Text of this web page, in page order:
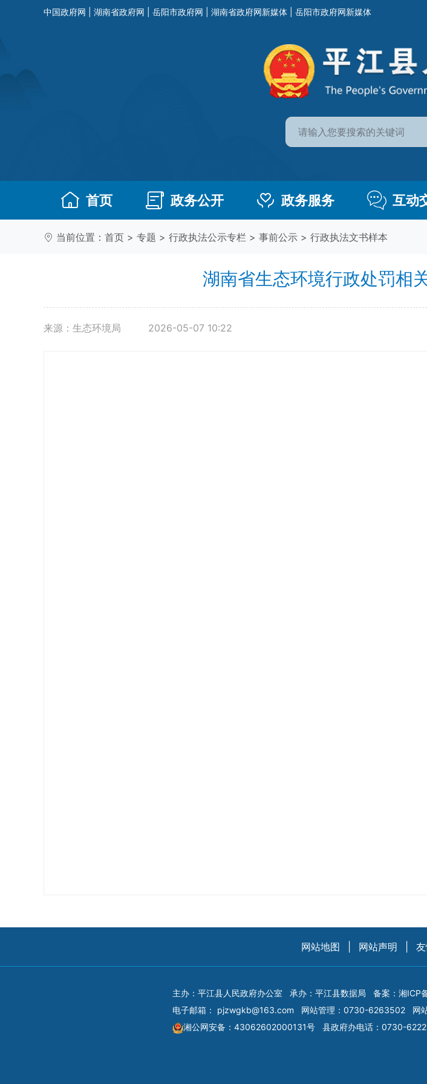
中国政府网 湖南省政府网 岳阳市政府网 湖南省政府网新媒体 岳阳市政府网新媒体
首页 政务公开 政务服务 互动
当前位置： 首页 > 专题 > 行政执法公示专栏 > 事前公示 > 行政执法文书样本
湖南省生态环境行政处罚相
来源：生态环境局 2026-05-07 10:22
网站地图 网站声明
主办：平江县人民政府办公室 承办：平江县数据局 备案： 湘ICP
电子邮箱： pjzwgkb@163.com 网站管理：0730-6263502
网
湘公网安备：43062602000131号
县政府办电话：0730-